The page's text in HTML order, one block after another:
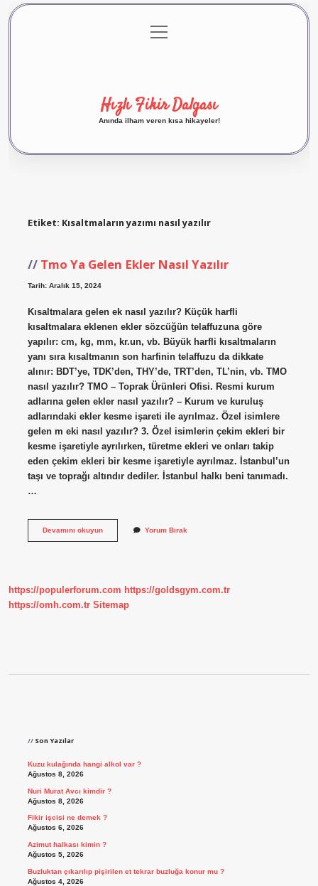
Gizlilik Politikası
menüyü
aç
Hızlı Fikir Dalgası
Anında ilham veren kısa hikayeler!
Etiket: Kısaltmaların yazımı nasıl yazılır
Tmo Ya Gelen Ekler Nasıl Yazılır
Tarih: Aralık 15, 2024
Kısaltmalara gelen ek nasıl yazılır? Küçük harfli
kısaltmalara eklenen ekler sözcüğün telaffuzuna göre
yapılır: cm, kg, mm, kr.un, vb. Büyük harfli kısaltmaların
yanı sıra kısaltmanın son harfinin telaffuzu da dikkate
alınır: BDT’ye, TDK’den, THY’de, TRT’den, TL’nin, vb. TMO
nasıl yazılır? TMO – Toprak Ürünleri Ofisi. Resmi kurum
adlarına gelen ekler nasıl yazılır? – Kurum ve kuruluş
adlarındaki ekler kesme işareti ile ayrılmaz. Özel isimlere
gelen m eki nasıl yazılır? 3. Özel isimlerin çekim ekleri bir
kesme işaretiyle ayrılırken, türetme ekleri ve onları takip
eden çekim ekleri bir kesme işaretiyle ayrılmaz. İstanbul’un
taşı ve toprağı altındır dediler. İstanbul halkı beni tanımadı.
…
Devamını okuyunTmo
Yorum Bırak
https://populerforum.com https://goldsgym.com.tr
https://omh.com.tr Sitemap
Son Yazılar
Kuzu kulağında hangi alkol var ?
Ağustos 8, 2026
Nuri Murat Avcı kimdir ?
Ağustos 8, 2026
Fikir işcisi ne demek ?
Ağustos 6, 2026
Azimut halkası kimin ?
Ağustos 5, 2026
Buzluktan çıkarılıp pişirilen et tekrar buzluğa konur mu ?
Ağustos 4, 2026